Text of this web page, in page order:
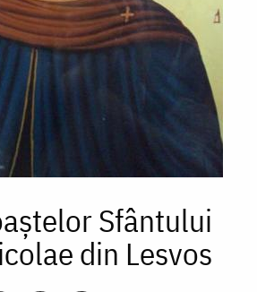
Sfântului
din Lesvos